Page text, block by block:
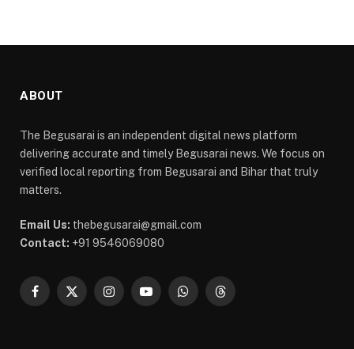
ABOUT
The Begusarai is an independent digital news platform
delivering accurate and timely Begusarai news. We focus on
verified local reporting from Begusarai and Bihar that truly
matters.
Email Us: thebegusarai@gmail.com
Contact: +91 9546069080
Facebook
X
InstagramYouTubeWhatsAppThreads